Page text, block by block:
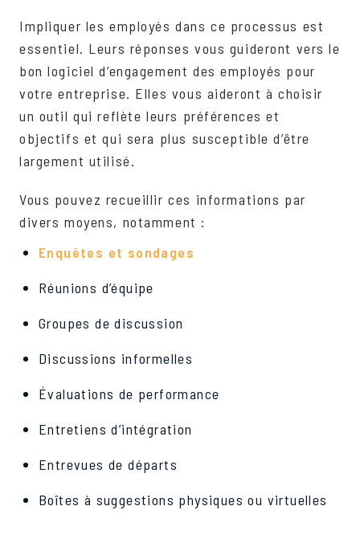
Impliquer les employés dans ce processus est
essentiel. Leurs réponses vous guideront vers le
bon logiciel d’engagement des employés pour
votre entreprise. Elles vous aideront à choisir
un outil qui reflète leurs préférences et
objectifs et qui sera plus susceptible d’être
largement utilisé.
Vous pouvez recueillir ces informations par
divers moyens, notamment :
Enquêtes et sondages
Réunions d’équipe
Groupes de discussion
Discussions informelles
Évaluations de performance
Entretiens d’intégration
Entrevues de départs
Boîtes à suggestions physiques ou virtuelles